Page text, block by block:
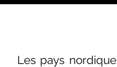
Les pays